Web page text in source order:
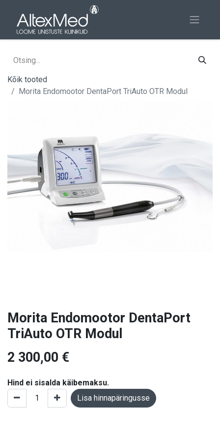
Kõik tooted
Morita Endomootor DentaPort TriAuto OTR Modul
Morita Endomootor DentaPort
TriAuto OTR Modul
2 300,00 €
Hind ei sisalda käibemaksu.
Lisa hinnapäringusse